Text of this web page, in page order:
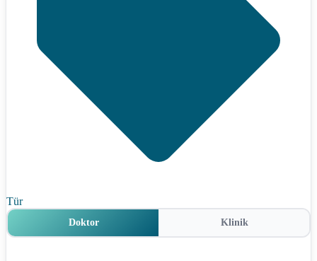
Tür
Doktor Klinik